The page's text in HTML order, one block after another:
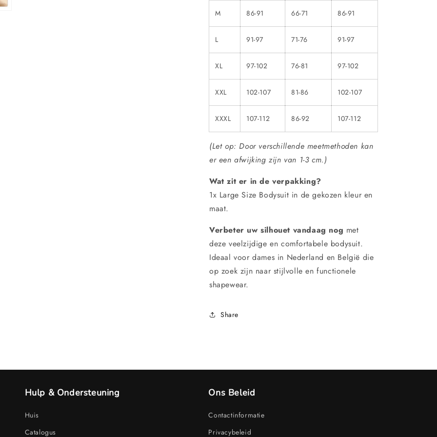
M 86-91 66-71 86-91
L 91-97 71-76 91-97
XL 97-102 76-81 97-102
XXL 102-107 81-86 102-107
XXXL 107-112 86-92 107-112
(Let op: Door verschillende meetmethoden kan
er een afwijking zijn van 1-3 cm.)
Wat zit er in de verpakking?
1x Large Size Bodysuit in de gekozen kleur en
maat.
Verbeter uw silhouet vandaag nog met
deze veelzijdige en comfortabele bodysuit.
Ideaal voor dames in Nederland en België die
op zoek zijn naar stijlvolle en functionele
shapewear.
Share
Hulp & Ondersteuning
Huis
Catalogus
Ons Beleid
Contactinformatie
Privacybeleid